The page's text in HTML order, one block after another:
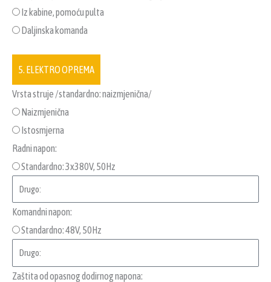
Iz kabine, pomoću pulta
Daljinska komanda
5. ELEKTRO OPREMA
Vrsta struje /standardno: naizmjenična/
Naizmjenična
Istosmjerna
Radni napon:
Standardno: 3x380V, 50Hz
Komandni napon:
Standardno: 48V, 50Hz
Zaštita od opasnog dodirnog napona: